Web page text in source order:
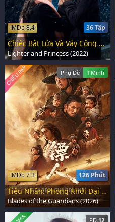
36 Tập
IMDb 8.4
Chiếc Bật Lửa Và Váy Công Chúa
Lighter and Princess (2022)
Phụ Đề T.Minh
126 Phút
IMDb 7.3
CHIẾU RẠP
Tiêu Nhân: Phong Khởi Đại Mạc
Blades of the Guardians (2026)
PD.12